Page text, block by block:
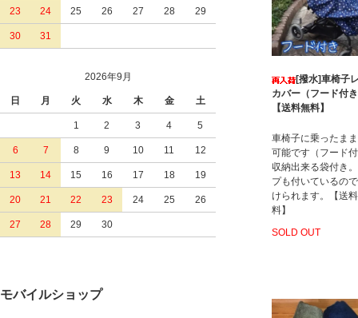
23 24 25 26 27 28 29
30 31
2026年9月
日 月 火 水 木 金 土
1 2 3 4 5
6 7 8 9 10 11 12
13 14 15 16 17 18 19
20 21 22 23 24 25 26
27 28 29 30
モバイルショップ
[撥水]車椅子
カバー（フード
【送料無料】
車椅子に乗ったま
可能です（フード
収納出来る袋付き
プも付いているの
けられます。【送
料】
SOLD OUT